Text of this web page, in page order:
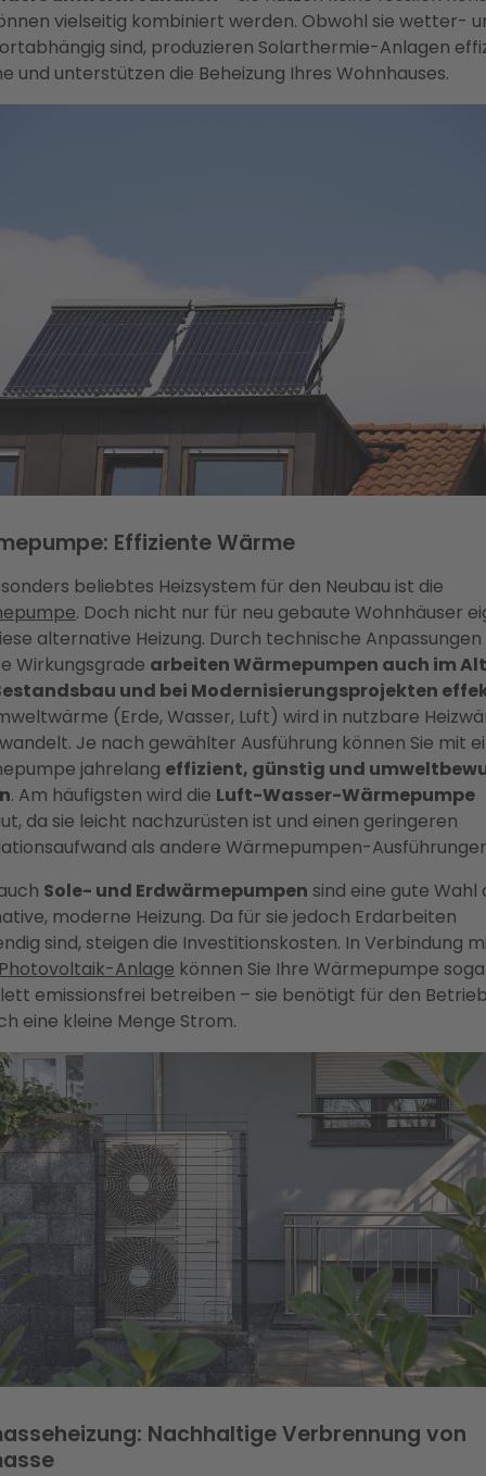
vielseitig kombiniert werden. Obwohl sie wetter-
sind, produzieren Solarthermie-Anlagen
und unterstützen die Beheizung Ihres Wohnhauses.
Effiziente Wärme
beliebtes Heizsystem für den Neubau ist die
. Doch nicht nur für neu gebaute Wohnhäuser
alternative Heizung. Durch technische Anpassungen
Wirkungsgrade arbeiten Wärmepumpen auch im
und bei Modernisierungsprojekten
(Erde, Wasser, Luft) wird in nutzbare
Je nach gewählter Ausführung können Sie mit
jahrelang effizient, günstig und
. Am häufigsten wird die Luft-Wasser-Wärmepumpe
da sie leicht nachzurüsten ist und einen geringeren
als andere Wärmepumpen-
Sole- und Erdwärmepumpen sind eine gute Wahl
moderne Heizung. Da für sie jedoch Erdarbeiten
sind, steigen die Investitionskosten. In Verbindung
Anlage können Sie Ihre Wärmepumpe
emissionsfrei betreiben – sie benötigt für den
eine kleine Menge Strom.
Nachhaltige Verbrennung von